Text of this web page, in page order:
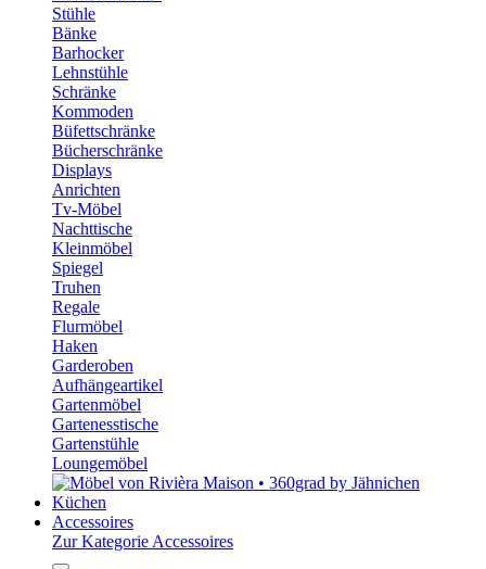
Stühle
Bänke
Barhocker
Lehnstühle
Schränke
Kommoden
Büfettschränke
Bücherschränke
Displays
Anrichten
Tv-Möbel
Nachttische
Kleinmöbel
Spiegel
Truhen
Regale
Flurmöbel
Haken
Garderoben
Aufhängeartikel
Gartenmöbel
Gartenesstische
Gartenstühle
Loungemöbel
Küchen
Accessoires
Zur Kategorie Accessoires